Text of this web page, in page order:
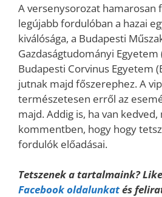
A versenysorozat hamarosan
legújabb fordulóban a hazai
kiválósága, a Budapesti
Gazdaságtudományi Egyetem
Budapesti Corvinus Egyetem
jutnak majd főszerephez. A
természetesen erről az
majd. Addig is, ha van
kommentben, hogy hogy
fordulók előadásai.
Tetszenek a tartalmaink?
Facebook oldalunkatés